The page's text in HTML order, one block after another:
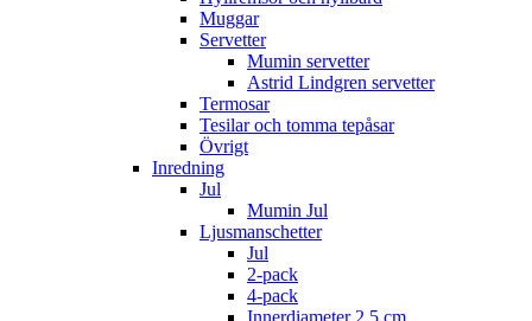
Muggar
Servetter
Mumin servetter
Astrid Lindgren servetter
Termosar
Tesilar och tomma tepåsar
Övrigt
Inredning
Jul
Mumin Jul
Ljusmanschetter
Jul
2-pack
4-pack
Innerdiameter 2,5 cm